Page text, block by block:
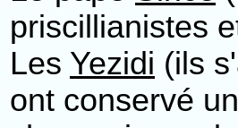
priscillianistes
Les Yezidi (ils
ont conservé